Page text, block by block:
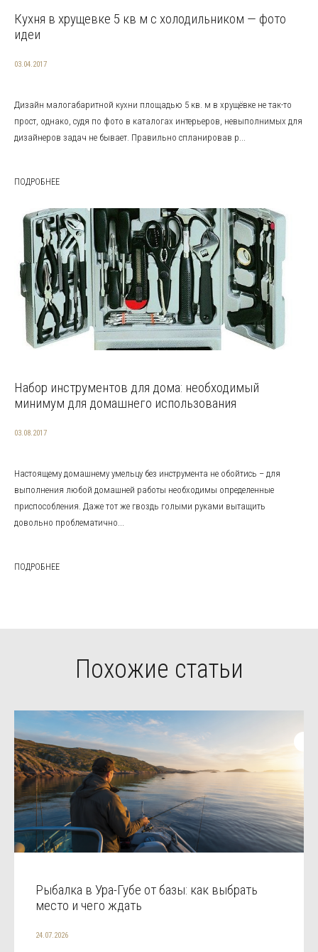
Кухня в хрущевке 5 кв м с холодильником — фото
идеи
03.04.2017
Дизайн малогабаритной кухни площадью 5 кв. м в хрущёвке не так-то
прост, однако, судя по фото в каталогах интерьеров, невыполнимых для
дизайнеров задач не бывает. Правильно спланировав р...
ПОДРОБНЕЕ
Набор инструментов для дома: необходимый
минимум для домашнего использования
03.08.2017
Настоящему домашнему умельцу без инструмента не обойтись – для
выполнения любой домашней работы необходимы определенные
приспособления. Даже тот же гвоздь голыми руками вытащить
довольно проблематично...
ПОДРОБНЕЕ
Похожие статьи
Рыбалка в Ура-Губе от базы: как выбрать
место и чего ждать
24.07.2026